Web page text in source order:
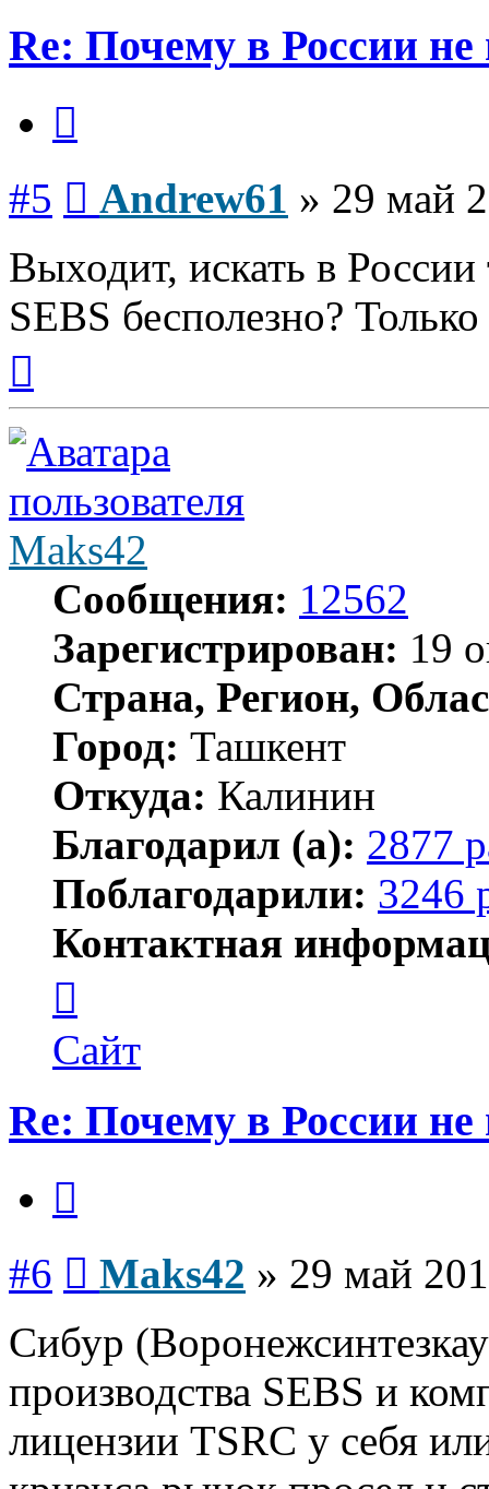
Re: Почему в России не
#5 Andrew61 » 29 май
Выходит, искать в
SEBS бесполезно?
началу
Maks42
Сообщения: 12562
Зарегистрирован: 19
Страна, Регион,
Город: Ташкент
Откуда: Калинин
Благодарил (а): 2877
Поблагодарили: 3246
Контактная
пользователя
Maks42
Сайт
Re: Почему в России не
#6 Maks42 » 29 май
Сибур
производства SEBS и
лицензии TSRC у себя